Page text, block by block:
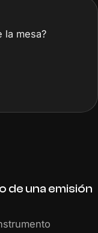
la mesa?
de una emisión